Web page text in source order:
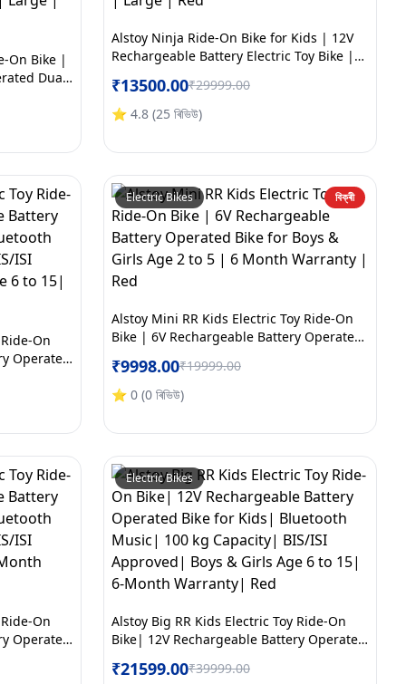
On Bike |
Dual
Alstoy Ninja Ride-On Bike for Kids | 12V
Rechargeable Battery Electric Toy Bike |
3–8 Boys & Girls | BIS/ISI Approved | 6-
Month Warranty | Large | Red
₹13500.00₹29999.00
⭐ 4.8 (25 ৰিভিউ)
On
Operated
Electric Bikes বিক্ৰী
Alstoy Mini RR Kids Electric Toy Ride-On
Bike | 6V Rechargeable Battery Operated
Warranty | Red
₹9998.00₹19999.00
⭐ 0 (0 ৰিভিউ)
On
Operated
Electric Bikes
Alstoy Big RR Kids Electric Toy Ride-On
Bike| 12V Rechargeable Battery Operated
Capacity| BIS/ISI Approved| Boys & Girls
₹21599.00₹39999.00